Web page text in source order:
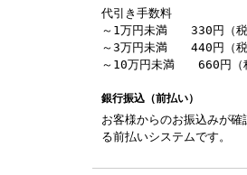
代引き手数料
～1万円未満 330円（税
～3万円未満 440円（税
～10万円未満 660円（
銀行振込（前払い）
お客様からのお振込みが
る前払いシステムです。